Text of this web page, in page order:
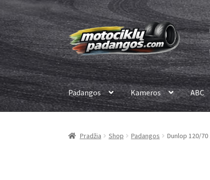
Pereiti
prie
meniu
Pereiti
prie
turinio
Padangos Kameros ABC
Pradžia Shop Padangos Dunlop 120/70